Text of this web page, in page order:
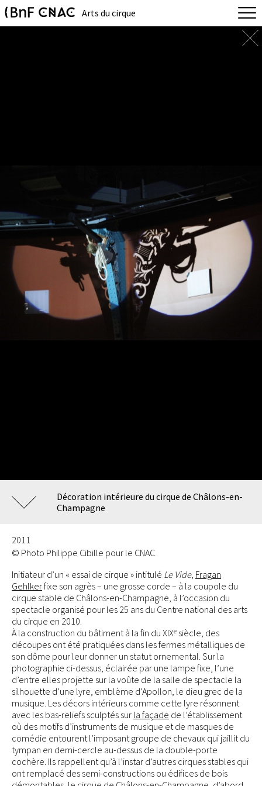
Arts du cirque
Décoration intérieure du cirque de Châlons-en-
Champagne
2011
© Photo Philippe Cibille pour le CNAC
Initiateur d’un « essai de cirque » intitulé Le Vide, Fragan
Gehlkerfixe son agrès – une grosse corde – à la coupole du
cirque stable de Châlons-en-Champagne, à l’occasion du
spectacle organisé pour les 25 ans du Centre national des arts
du cirque en 2010.
À la construction du bâtiment à la fin du XIXe siècle, des
découpes ont été pratiquées dans les fermes métalliques de
son dôme pour leur donner un statut ornemental. Sur la
photographie ci-dessus, éclairée par une lampe fixe, l’une
d’entre elles projette sur la voûte de la salle de spectacle la
silhouette d’une lyre, emblème d’Apollon, le dieu grec de la
musique. Les décors intérieurs comme cette lyre résonnent
avec les bas-reliefs sculptés sur la façade de l’établissement
où des motifs d’instruments de musique et de masques de
comédie entourent l’imposant groupe de chevaux qui jaillit du
tympan en demi-cercle au-dessus de la double-porte
cochère. Ils rappellent qu’à l’instar d’autres cirques stables qui
ont remplacé des semi-constructions ou édifices de bois